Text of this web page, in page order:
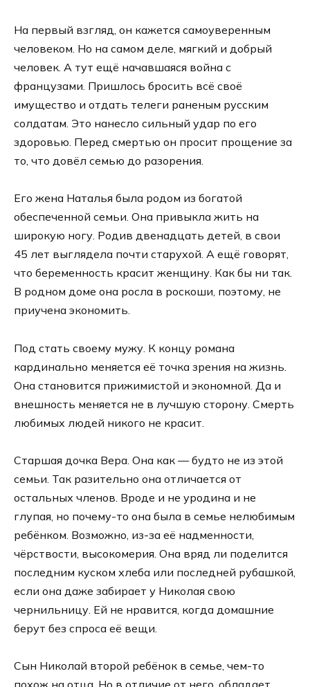
На первый взгляд, он кажется самоуверенным
человеком. Но на самом деле, мягкий и добрый
человек. А тут ещё начавшаяся война с
французами. Пришлось бросить всё своё
имущество и отдать телеги раненым русским
солдатам. Это нанесло сильный удар по его
здоровью. Перед смертью он просит прощение за
то, что довёл семью до разорения.
Его жена Наталья была родом из богатой
обеспеченной семьи. Она привыкла жить на
широкую ногу. Родив двенадцать детей, в свои
45 лет выглядела почти старухой. А ещё говорят,
что беременность красит женщину. Как бы ни так.
В родном доме она росла в роскоши, поэтому, не
приучена экономить.
Под стать своему мужу. К концу романа
кардинально меняется её точка зрения на жизнь.
Она становится прижимистой и экономной. Да и
внешность меняется не в лучшую сторону. Смерть
любимых людей никого не красит.
Старшая дочка Вера. Она как — будто не из этой
семьи. Так разительно она отличается от
остальных членов. Вроде и не уродина и не
глупая, но почему-то она была в семье нелюбимым
ребёнком. Возможно, из-за её надменности,
чёрствости, высокомерия. Она вряд ли поделится
последним куском хлеба или последней рубашкой,
если она даже забирает у Николая свою
чернильницу. Ей не нравится, когда домашние
берут без спроса её вещи.
Сын Николай второй ребёнок в семье, чем-то
похож на отца. Но в отличие от него, обладает